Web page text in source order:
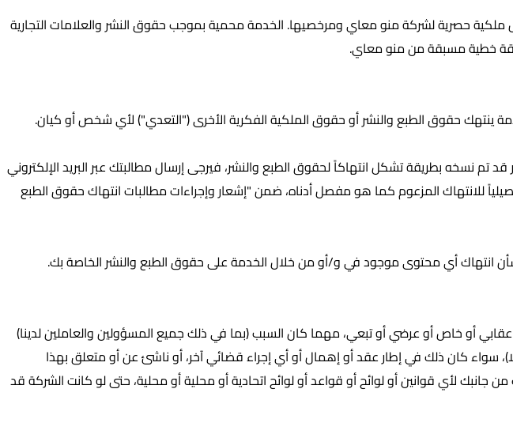
حصرية لشركة منو معاي ومرخصيها. الخدمة محمية بموجب حقوق النشر والعلامات التجارية
خطية مسبقة من منو معاي.
ينتهك حقوق الطبع والنشر أو حقوق الملكية الفكرية الأخرى ("التعدي") لأي شخص أو كيان.
نسخه بطريقة تشكل انتهاكاً لحقوق الطبع والنشر، فيرجى إرسال مطالبتك عبر البريد الإلكتروني
للانتهاك المزعوم كما هو مفصل أدناه، ضمن "إشعار وإجراءات مطالبات انتهاك حقوق الطبع
انتهاك أي محتوى موجود في و/أو من خلال الخدمة على حقوق الطبع والنشر الخاصة بك.
أو خاص أو عرضي أو تبعي، مهما كان السبب (بما في ذلك جميع المسؤولين والعاملين لدينا)
سواء كان ذلك في إطار عقد أو إهمال أو أي إجراء قضائي آخر، أو ناشئ عن أو متعلق بهذا
لأي قوانين أو لوائح أو قواعد أو لوائح اتحادية أو محلية أو محلية، حتى لو كانت الشركة قد